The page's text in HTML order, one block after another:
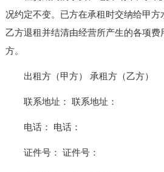
况约定不变。已方在承租时交纳给甲方
乙方退租并结清由经营所产生的各项费
方。
出租方（甲方） 承租方（乙方）
联系地址： 联系地址：
电话： 电话：
证件号： 证件号：